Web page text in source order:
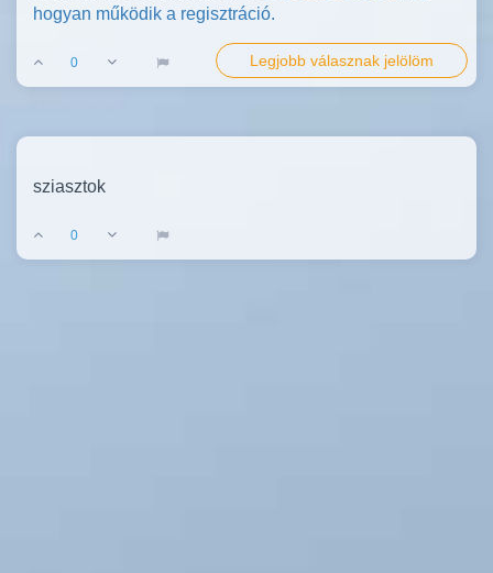
hogyan működik a regisztráció.
0 Legjobb válasznak jelölöm
sziasztok
0